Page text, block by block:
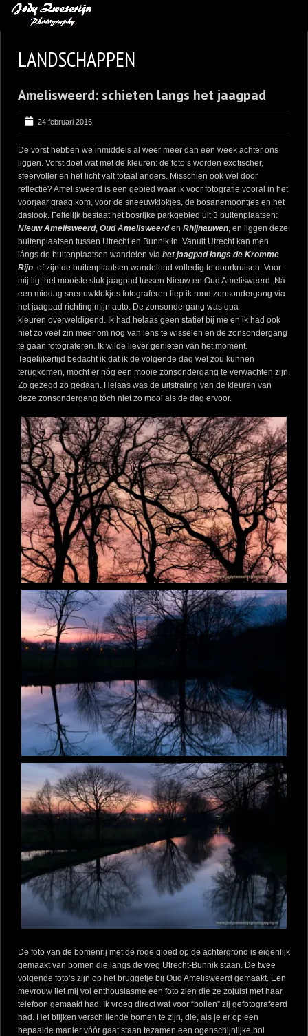
BLOG
LEREN VAN KUNST
BENCE MATE FOTOHUTTEN
OVER MIJ
CONTACT
LANDSCHAPPEN
Amelisweerd: schieten langs het jaagpad
24 februari 2016
De vorst hebben we inmiddels al weer meer dan een week achter ons
liggen. Vorst doet wat met de kleuren: de foto’s worden exotischer,
sfeervoller en het licht valt totaal anders. Misschien ook wel door
reflectie? Amelisweerd is een gebied waar ik voor fotografie vooral in het
voorjaar graag kom, voor de sneeuwklokjes, de bosanemoontjes en het
daslook. Feitelijk bestaat het bosrijke parkgebied uit 3 buitenplaatsen:
Nieuw Amelisweerd, Oud Amelisweerden Rhijnauwen, en liggen deze
buitenplaatsen tussen Utrecht en Bunnik in. Vanuit Utrecht kan men
lángs de buitenplaatsen wandelen via het jaagpad langs de Kromme
Rijn, of zijn de buitenplaatsen wandelend volledig te doorkruisen. Voor
mij ligt het mooiste stuk jaagpad tussen Nieuw en Oud Amelisweerd. Ná
een middag sneeuwklokjes fotograferen liep ik rond zonsondergang via
het jaagpad richting mijn auto. De zonsondergang was qua
kleuren overweldigend. Ik had helaas geen statief bij me en ik had ook
niet zo veel zin meer om nog van lens te wisselen en de zonsondergang
te gaan fotograferen. Ik wilde liever genieten van het moment.
Tegelijkertijd bedacht ik dat ik de volgende dag wel zou kunnen
terugkomen, mocht er nóg een mooie zonsondergang te verwachten zijn.
Zo gezegd zo gedaan. Helaas was de uitstraling van de kleuren van
deze zonsondergang tóch niet zo mooi als de dag ervoor.
De foto van de bomenrij met de rode gloed op de achtergrond is eigenlijk
gemaakt van bomen die langs de weg Utrecht-Bunnik staan. De twee
volgende foto’s zijn op het bruggetje bij Oud Amelisweerd gemaakt. Een
mevrouw liet mij vol enthousiasme een foto zien die ze zojuist met haar
telefoon gemaakt had. Ik vroeg direct wat voor “bollen” zij gefotografeerd
had. Het blijken verschillende bomen te zijn, die, als je er op een
bepaalde manier vóór gaat staan tezamen een ogenschijnlijke bol